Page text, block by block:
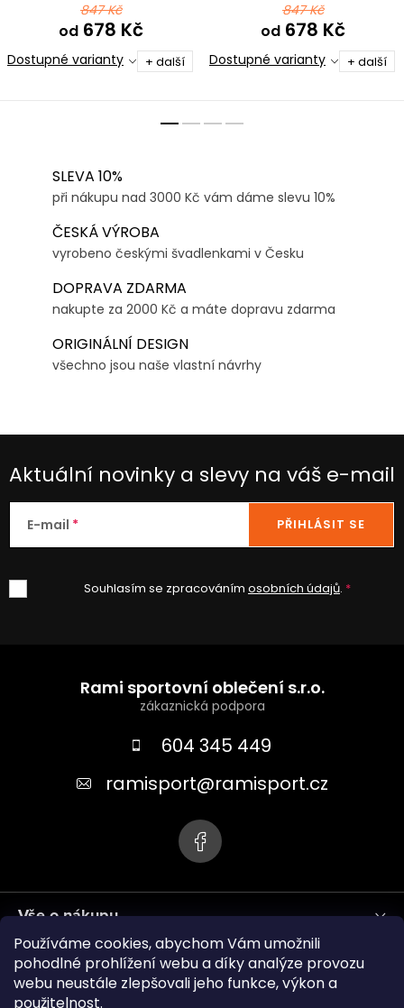
Používáme cookies, abychom Vám umožnili
pohodlné prohlížení webu a díky analýze provozu
webu neustále zlepšovali jeho funkce, výkon a
použitelnost.
847 Kč
od 678 Kč
Dostupné varianty + další
847 Kč
od 678 Kč
Dostupné varianty + další
SLEVA 10%
při nákupu nad 3000 Kč vám dáme slevu 10%
ČESKÁ VÝROBA
vyrobeno českými švadlenkami v Česku
DOPRAVA ZDARMA
nakupte za 2000 Kč a máte dopravu zdarma
ORIGINÁLNÍ DESIGN
všechno jsou naše vlastní návrhy
Aktuální novinky a slevy na váš e-mail
E-mail
Souhlasím se zpracováním osobních údajů.
PŘIHLÁSIT SE
Rami sportovní oblečení s.r.o.
604 345 449
ramisport@ramisport.cz
Vše o nákupu
Informace pro vás